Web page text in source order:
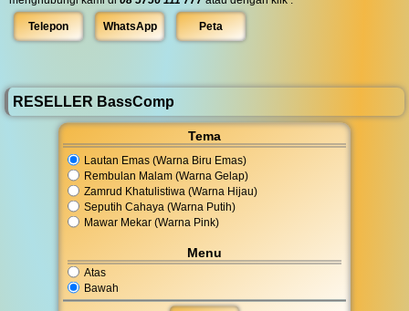
Tema
Lautan Emas (Warna Biru Emas)
Rembulan Malam (Warna Gelap)
Zamrud Khatulistiwa (Warna Hijau)
Seputih Cahaya (Warna Putih)
Mawar Mekar (Warna Pink)
Menu
Atas
Bawah
Telepon WhatsApp Peta
RESELLER BassComp